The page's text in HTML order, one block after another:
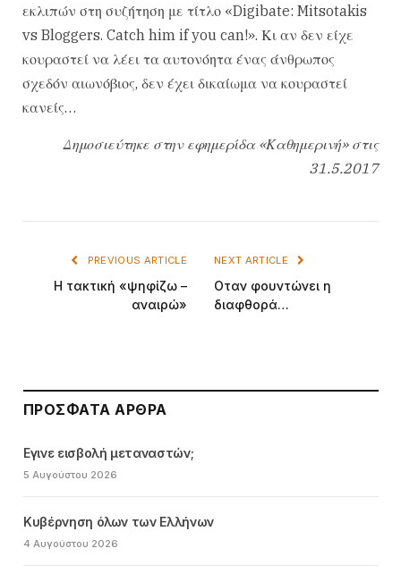
εκλιπών στη συζήτηση με τίτλο «Digibate: Mitsotakis
vs Bloggers. Catch him if you can!». Κι αν δεν είχε
κουραστεί να λέει τα αυτονόητα ένας άνθρωπος
σχεδόν αιωνόβιος, δεν έχει δικαίωμα να κουραστεί
κανείς…
Δημοσιεύτηκε στην εφημερίδα «Καθημερινή» στις
31.5.2017
PREVIOUS ARTICLE
Η τακτική «ψηφίζω –
αναιρώ»
NEXT ARTICLE
Οταν φουντώνει η
διαφθορά…
ΠΡΌΣΦΑΤΑ ΆΡΘΡΑ
Εγινε εισβολή μεταναστών;
5 Αυγούστου 2026
Κυβέρνηση όλων των Ελλήνων
4 Αυγούστου 2026